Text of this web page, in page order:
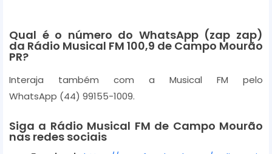
Qual é o número do WhatsApp (zap zap)
da Rádio Musical FM 100,9 de Campo Mourão
PR?
Interaja também com a Musical FM pelo
WhatsApp (44) 99155-1009.
Siga a Rádio Musical FM de Campo Mourão
nas redes sociais